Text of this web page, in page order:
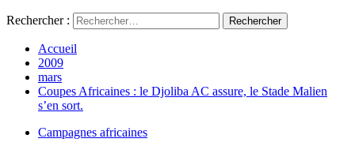
Rechercher :
Accueil
2009
mars
Coupes Africaines : le Djoliba AC assure, le Stade Malien
s’en sort.
Campagnes africaines